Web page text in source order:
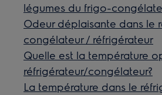
légumes du frigo-
Odeur déplaisante dans le
congélateur / réfrigérateur
Quelle est la température
réfrigérateur/congélateur?
La température dans le